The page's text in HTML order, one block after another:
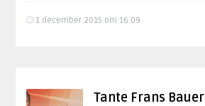
1 december 2015 om 16:09
Tante Frans Bauer